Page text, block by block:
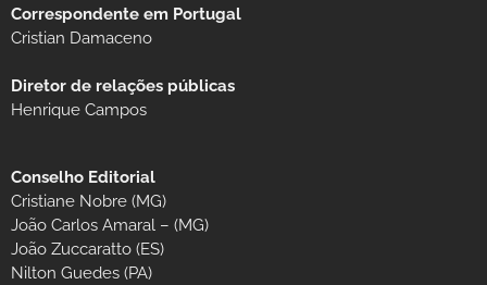
Correspondente em Portugal
Cristian Damaceno
Diretor de relações públicas
Henrique Campos
Conselho Editorial
Cristiane Nobre (MG)
João Carlos Amaral – (MG)
João Zuccaratto (ES)
Nilton Guedes (PA)